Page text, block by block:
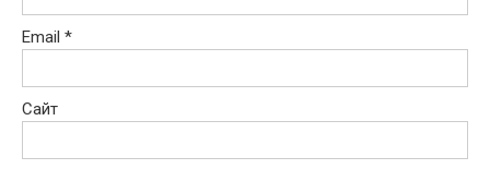
Email *
Сайт